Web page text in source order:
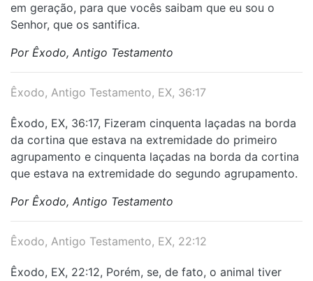
em geração, para que vocês saibam que eu sou o
Senhor, que os santifica.
Por Êxodo, Antigo Testamento
Êxodo, Antigo Testamento, EX, 36:17
Êxodo, EX, 36:17, Fizeram cinquenta laçadas na borda
da cortina que estava na extremidade do primeiro
agrupamento e cinquenta laçadas na borda da cortina
que estava na extremidade do segundo agrupamento.
Por Êxodo, Antigo Testamento
Êxodo, Antigo Testamento, EX, 22:12
Êxodo, EX, 22:12, Porém, se, de fato, o animal tiver